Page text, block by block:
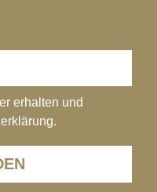
erhalten und